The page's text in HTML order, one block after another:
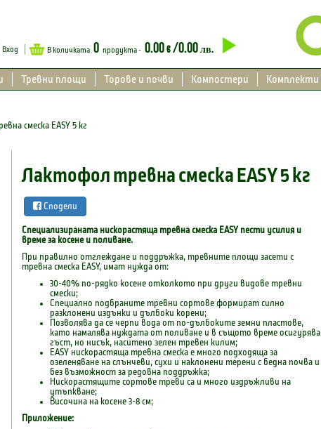
Вход В количката 0 продукта - 0.00€/0.00лв.
Тревни площи Торове и почви Компостери Комплекти
смеска EASY 5 кг
Лактофол тревна смеска EASY 5 кг
Сподели
Специализираната нискорастяща тревна смеска EASY пести усилия и
време за косене и поливане.
При правилно отглеждане и поддръжка, тревните площи засети с
тревна смеска EASY, имат нужда от:
30-40% по-рядко косене отколкото при други видове тревни
смески;
Специално подбраните тревни сортове формират силно
разклонени издънки и дълбоки корени;
Позволява да се черпи вода от по-дълбоките земни пластове,
като намалява нуждата от поливане и в същото време осигурява
гъст, но нисък, наситено зелен тревен килим;
EASY нискорастяща тревна смеска е много подходяща за
озеленяване на слънчеви, сухи и наклонени терени с бедна почва и
без възможност за редовна поддръжка;
Нискорастящите сортове треви са и много издръжливи на
утъпкване;
Височина на косене 3-8 см;
Приложение: